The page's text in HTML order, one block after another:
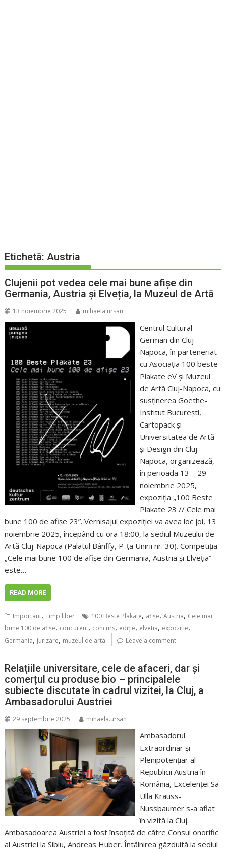
Etichetă:Austria
Clujenii pot vedea cele mai bune afișe din
Germania, Austria și Elveția, la Muzeul de Artă
13 noiembrie 2025 mihaela.ursan
Centrul Cultural
German din Cluj-
Napoca, în parteneriat
cu Asociația 100 beste
Plakate eV și Muzeul
de Artă Cluj-Napoca, cu
susținerea Goethe-
Institut București,
Cartopack și
Universitatea de Artă
și Design din Cluj-
Napoca, organizează,
în perioada 13 – 29
noiembrie 2025,
expoziția „100 Beste
Plakate 23 // Cele mai
bune 100 de afișe 23”. Vernisajul expoziției va avea loc joi, 13
noiembrie 2025, începând cu ora 18:00, la sediul Muzeului de
Artă Cluj-Napoca (Palatul Bánffy, P-ța Unirii nr. 30). Competiția
„Cele mai bune 100 de afișe din Germania, Austria și Elveția”
este…
READ MORE
Important,Timp liber 100 Beste Plakate, afișe,Austria, Cele mai
bune 100 de afișe, concurent, concurs, ediţie, elvetia, expozitie,
Germania, jurizare, muzeul de arta Leave a comment
Relațiile universitare, cele de afaceri, dar și
comerțul cu produse bio – principalele
subiecte discutate în cadrul vizitei, la Cluj, a
Ambasadorului Austriei
29 septembrie 2025 mihaela.ursan
Ambasadorul
Extraordinar şi
Plenipotenţiar al
Republicii Austria în
România, Excelenței Sa
Ulla Krauss-
Nussbaumer s-a aflat
în vizită la Cluj.
Ambasadoarea Austriei a fost însoțită de către Consul onorific
al Austriei la Sibiu, Andreas Huber. Întâlnirea găzduită la sediul